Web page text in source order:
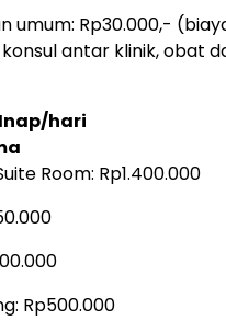
umum: Rp30.000,-
antar klinik, obat
hari
Room: Rp1.400.000
Rp500.000